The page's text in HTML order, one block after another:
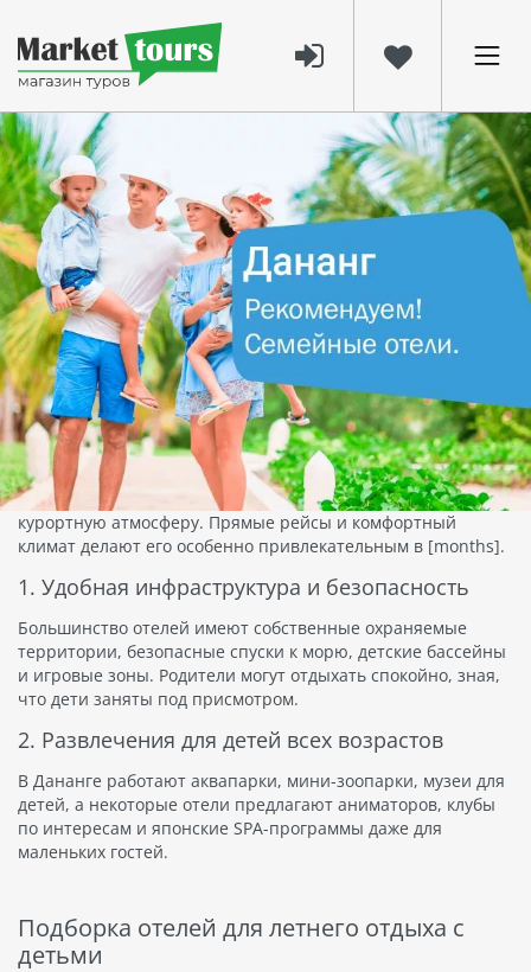
5667 05 июнь 2025
Лучшие отели Дананга для летнего
отдыха с детьми
Почему стоит выбрать Дананг для
семейного отпуска
Дананг — один из лучших курортов Вьетнама, когда речь
идёт о семейном отдыхе. Здесь чистые пляжи, тёплый
океан и множество отелей, ориентированных на семьи с
детьми. Курорт расположен в центральной части страны,
сочетая в себе инфраструктуру большого города и
курортную атмосферу. Прямые рейсы и комфортный
климат делают его особенно привлекательным в [months].
1. Удобная инфраструктура и безопасность
Большинство отелей имеют собственные охраняемые
территории, безопасные спуски к морю, детские бассейны
и игровые зоны. Родители могут отдыхать спокойно, зная,
что дети заняты под присмотром.
2. Развлечения для детей всех возрастов
В Дананге работают аквапарки, мини-зоопарки, музеи для
детей, а некоторые отели предлагают аниматоров, клубы
по интересам и японские SPA-программы даже для
маленьких гостей.
Подборка отелей для летнего отдыха с
детьми